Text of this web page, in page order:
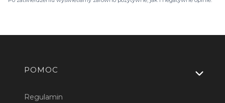
Linki w stopce
POMOC
Regulamin